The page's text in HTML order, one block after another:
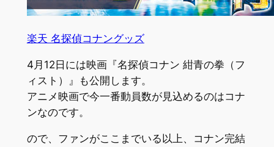
楽天 名探偵コナングッズ
4月12日には映画『名探偵コナン 紺青の拳（フ
ィスト）』も公開します。
アニメ映画で今一番動員数が見込めるのはコナ
ンなのです。
ので、ファンがここまでいる以上、コナン完結